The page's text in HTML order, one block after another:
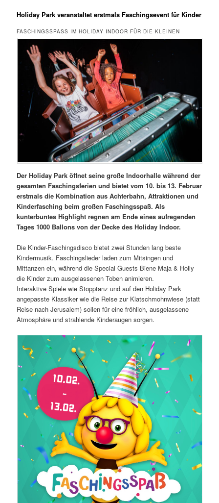
Holiday Park veranstaltet erstmals Faschingsevent für Kinder
FASCHINGSSPASS IM HOLIDAY INDOOR FÜR DIE KLEINEN
Der Holiday Park öffnet seine große Indoorhalle während der
gesamten Faschingsferien und bietet vom 10. bis 13. Februar
erstmals die Kombination aus Achterbahn, Attraktionen und
Kinderfasching beim großen Faschingsspaß. Als
kunterbuntes Highlight regnen am Ende eines aufregenden
Tages 1000 Ballons von der Decke des Holiday Indoor.
Die Kinder-Faschingsdisco bietet zwei Stunden lang beste
Kindermusik. Faschingslieder laden zum Mitsingen und
Mittanzen ein, während die Special Guests Biene Maja & Holly
die Kinder zum ausgelassenen Toben animieren.
Interaktive Spiele wie Stopptanz und auf den Holiday Park
angepasste Klassiker wie die Reise zur Klatschmohnwiese (statt
Reise nach Jerusalem) sollen für eine fröhlich, ausgelassene
Atmosphäre und strahlende Kinderaugen sorgen.